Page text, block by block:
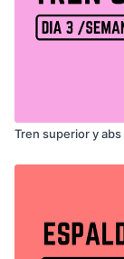
Tren superior y abs